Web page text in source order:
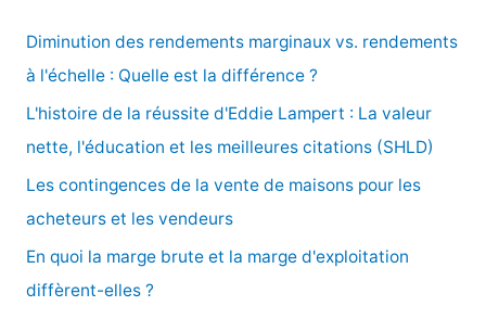
e
r
c
:
Diminution des rendements marginaux vs. rendements
à l'échelle : Quelle est la différence ?
L'histoire de la réussite d'Eddie Lampert : La valeur
nette, l'éducation et les meilleures citations (SHLD)
Les contingences de la vente de maisons pour les
acheteurs et les vendeurs
En quoi la marge brute et la marge d'exploitation
diffèrent-elles ?